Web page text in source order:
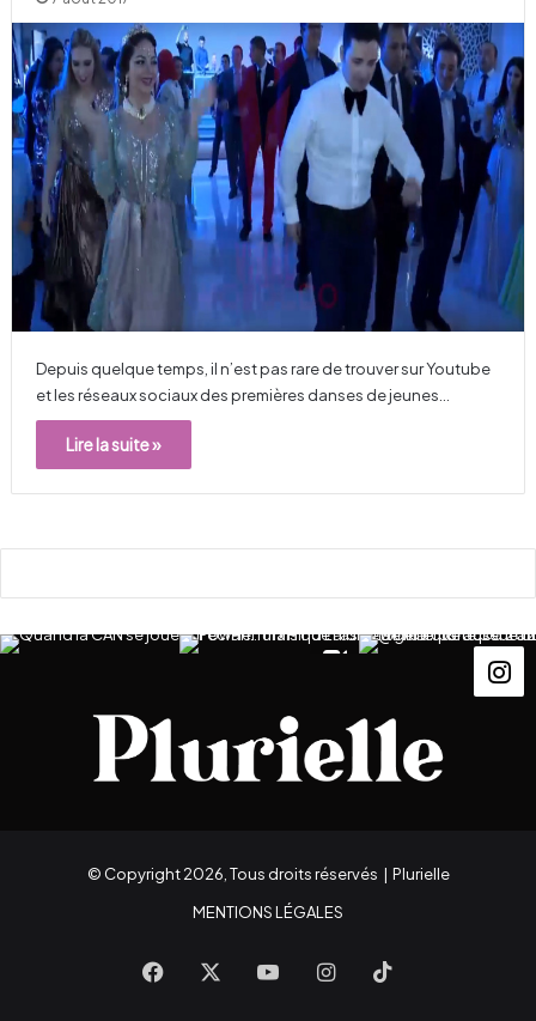
Depuis quelque temps, il n’est pas rare de trouver sur Youtube
et les réseaux sociaux des premières danses de jeunes…
Lire la suite »
© Copyright 2026, Tous droits réservés | Plurielle
MENTIONS LÉGALES
Facebook YouTubeInstagram